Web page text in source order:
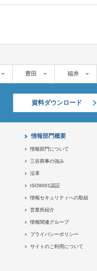
豊田 福井
資料ダウンロード
情報部門概要
情報部門について
三谷商事の強み
沿革
ISO9001認証
情報セキュリティへの取組
営業所紹介
情報関連グループ
プライバシーポリシー
サイトのご利用について